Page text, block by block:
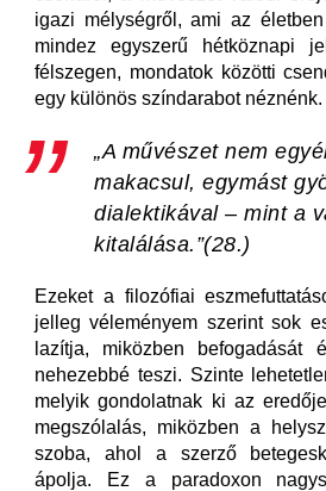
igazi mélységről, ami az
mindez egyszerű hétköznapi
félszegen, mondatok közötti
egy különös színdarabot néznénk.
„A művészet nem
makacsul, egymást
dialektikával – mint a
kitalálása.”(28.)
Ezeket a filozófiai
jelleg véleményem szerint sok
lazítja, miközben befogadását
nehezebbé teszi. Szinte
melyik gondolatnak ki az
megszólalás, miközben a
szoba, ahol a szerző
ápolja. Ez a paradoxon